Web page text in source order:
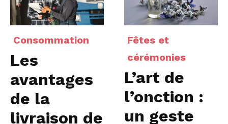
Consommation
Les
avantages
de la
livraison de
Fêtes et
cérémonies
L’art de
l’onction :
un geste